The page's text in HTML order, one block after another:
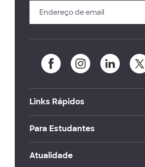
Links Rápidos
Para Estudantes
Atualidade